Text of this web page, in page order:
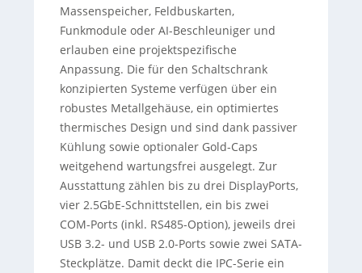
Massenspeicher, Feldbuskarten,
Funkmodule oder AI-Beschleuniger und
erlauben eine projektspezifische
Anpassung. Die für den Schaltschrank
konzipierten Systeme verfügen über ein
robustes Metallgehäuse, ein optimiertes
thermisches Design und sind dank passiver
Kühlung sowie optionaler Gold-Caps
weitgehend wartungsfrei ausgelegt. Zur
Ausstattung zählen bis zu drei DisplayPorts,
vier 2.5GbE-Schnittstellen, ein bis zwei
COM-Ports (inkl. RS485-Option), jeweils drei
USB 3.2- und USB 2.0-Ports sowie zwei SATA-
Steckplätze. Damit deckt die IPC-Serie ein